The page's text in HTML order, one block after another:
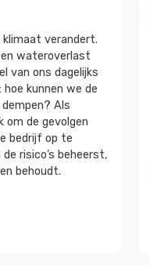
verandert.
wateroverlast
van ons dagelijks
hoe kunnen we de
Als
om de gevolgen
bedrijf op te
risico’s beheerst,
behoudt.